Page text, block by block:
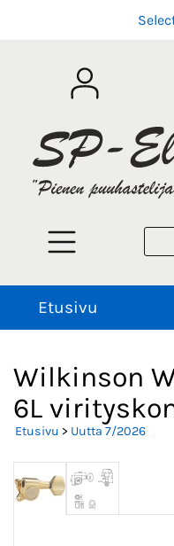
Etusivu
Wilkinson
6L
Etusivu > Uutta 7/2026